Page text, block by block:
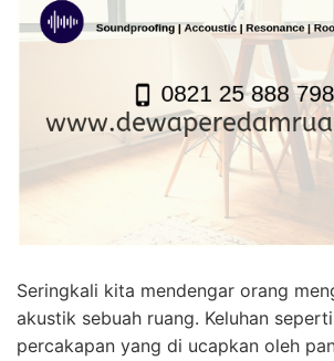
Seringkali kita mendengar orang
akustik sebuah ruang. Keluhan
percakapan yang di ucapkan oleh